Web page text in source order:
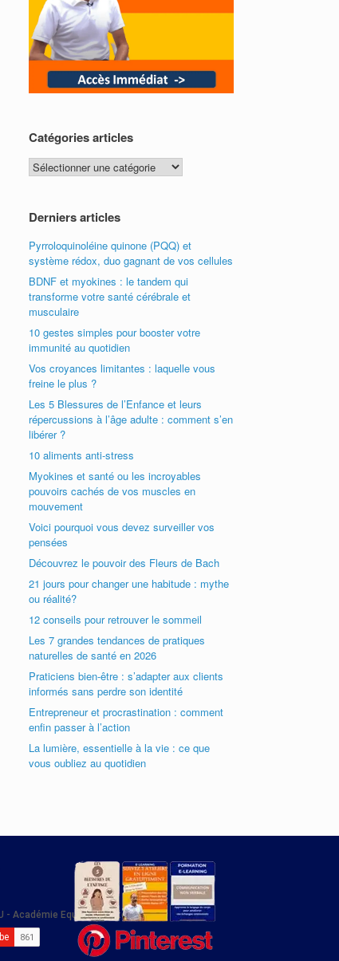
Catégories articles
Catégories
articles
Derniers articles
Pyrroloquinoléine quinone (PQQ) et
système rédox, duo gagnant de vos cellules
BDNF et myokines : le tandem qui
transforme votre santé cérébrale et
musculaire
10 gestes simples pour booster votre
immunité au quotidien
Vos croyances limitantes : laquelle vous
freine le plus ?
Les 5 Blessures de l’Enfance et leurs
répercussions à l’âge adulte : comment s’en
libérer ?
10 aliments anti-stress
Myokines et santé ou les incroyables
pouvoirs cachés de vos muscles en
mouvement
Voici pourquoi vous devez surveiller vos
pensées
Découvrez le pouvoir des Fleurs de Bach
21 jours pour changer une habitude : mythe
ou réalité?
12 conseils pour retrouver le sommeil
Les 7 grandes tendances de pratiques
naturelles de santé en 2026
Praticiens bien-être : s’adapter aux clients
informés sans perdre son identité
Entrepreneur et procrastination : comment
enfin passer à l’action
La lumière, essentielle à la vie : ce que
vous oubliez au quotidien